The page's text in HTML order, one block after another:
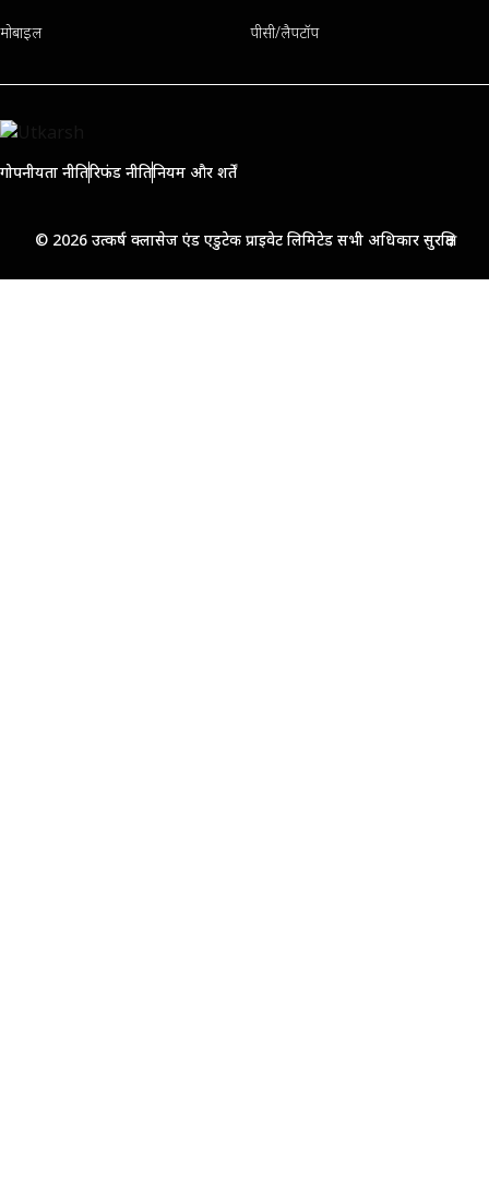
मोबाइल पीसी/लैपटॉप
गोपनीयता नीतिरिफंड नीतिनियम और शर्तें
© 2026 उत्कर्ष क्लासेज एंड एडुटेक प्राइवेट लिमिटेड सभी अधिकार सुरक्षित